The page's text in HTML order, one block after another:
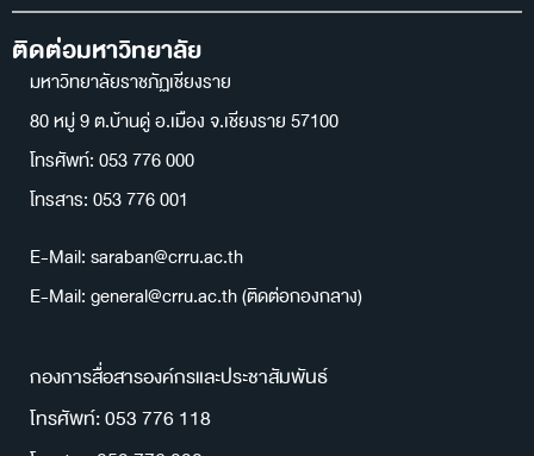
ติดต่อมหาวิทยาลัย
มหาวิทยาลัยราชภัฏเชียงราย
80 หมู่ 9 ต.บ้านดู่ อ.เมือง จ.เชียงราย 57100
โทรศัพท์: 053 776 000
โทรสาร: 053 776 001
E-Mail: saraban@crru.ac.th
E-Mail: general@crru.ac.th (ติดต่อกองกลาง)
กองการสื่อสารองค์กรและประชาสัมพันธ์
โทรศัพท์: 053 776 118